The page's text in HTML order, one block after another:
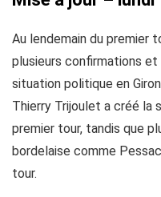
Au lendemain du premier
plusieurs confirmations
situation politique en
Thierry Trijoulet a créé la
premier tour, tandis que
bordelaise comme
tour.